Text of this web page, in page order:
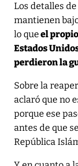
Los detalles
mantienen
lo queel
Estados
perdieron la
Sobre la
aclaró que no
porque ese
antes de que
República